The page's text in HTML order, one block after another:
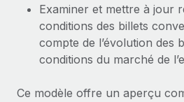
Comment Phiture gère ses
répartis dans 19 pays grâce
Phiture, un leader notable du
croissance mobile internationale,
En savoir plus
Examiner et mettre à jour
conditions des billets
compte de l’évolution des
conditions du marché de
Ce modèle offre un aperçu